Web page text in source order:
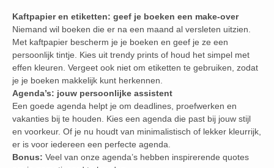
Kaftpapier en etiketten: geef je boeken een make-over
Niemand wil boeken die er na een maand al versleten uitzien.
Met kaftpapier bescherm je je boeken en geef je ze een
persoonlijk tintje. Kies uit trendy prints of houd het simpel met
effen kleuren. Vergeet ook niet om etiketten te gebruiken, zodat
je je boeken makkelijk kunt herkennen.
Agenda’s: jouw persoonlijke assistent
Een goede agenda helpt je om deadlines, proefwerken en
vakanties bij te houden. Kies een agenda die past bij jouw stijl
en voorkeur. Of je nu houdt van minimalistisch of lekker kleurrijk,
er is voor iedereen een perfecte agenda.
Bonus: Veel van onze agenda’s hebben inspirerende quotes